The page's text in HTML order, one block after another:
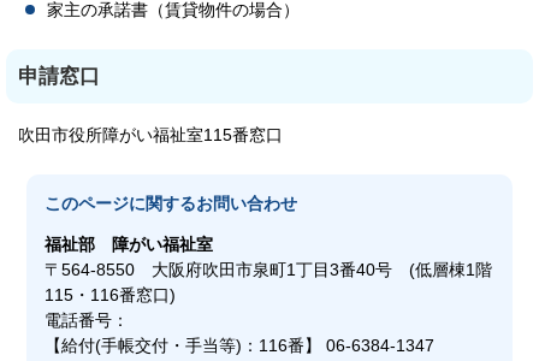
家主の承諾書（賃貸物件の場合）
申請窓口
吹田市役所障がい福祉室115番窓口
このページに関するお問い合わせ
福祉部
障がい福祉室
〒564-8550 大阪府吹田市泉町1丁目3番40号 (低層棟1階
115・116番窓口)
電話番号：
【給付(手帳交付・手当等)：116番】 06-6384-1347